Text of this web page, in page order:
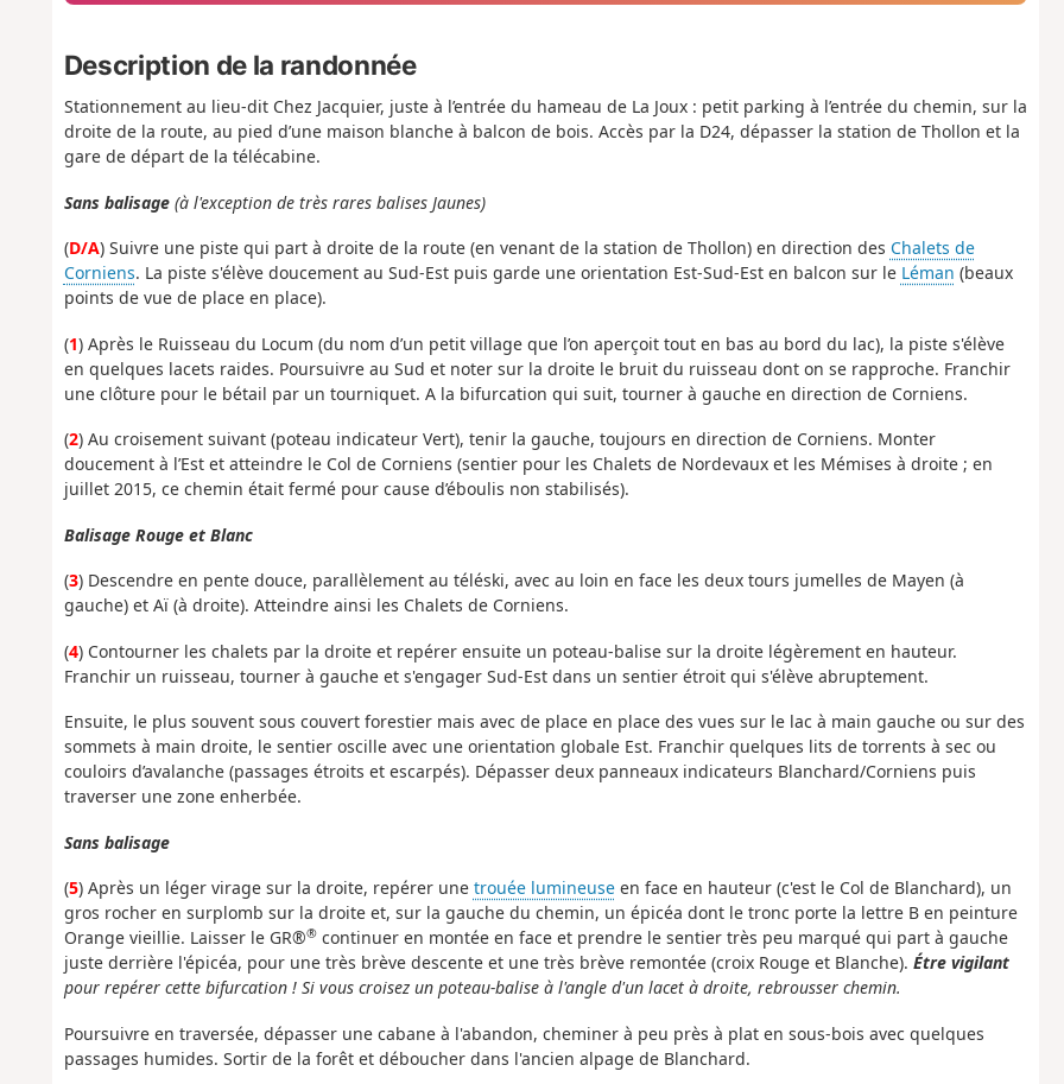
Description de la randonnée
Stationnement au lieu-dit Chez Jacquier, juste à l’entrée du hameau de La Joux : petit parking à l’entrée du chemin, sur la
droite de la route, au pied d’une maison blanche à balcon de bois. Accès par la D24, dépasser la station de Thollon et la
gare de départ de la télécabine.
Sans balisage(à l'exception de très rares balises Jaunes)
(D/A) Suivre une piste qui part à droite de la route (en venant de la station de Thollon) en direction des Chalets de
Corniens. La piste s'élève doucement au Sud-Est puis garde une orientation Est-Sud-Est en balcon sur le Léman (beaux
points de vue de place en place).
(1) Après le Ruisseau du Locum (du nom d’un petit village que l’on aperçoit tout en bas au bord du lac), la piste s'élève
en quelques lacets raides. Poursuivre au Sud et noter sur la droite le bruit du ruisseau dont on se rapproche. Franchir
une clôture pour le bétail par un tourniquet. A la bifurcation qui suit, tourner à gauche en direction de Corniens.
(2) Au croisement suivant (poteau indicateur Vert), tenir la gauche, toujours en direction de Corniens. Monter
doucement à l’Est et atteindre le Col de Corniens (sentier pour les Chalets de Nordevaux et les Mémises à droite ; en
juillet 2015, ce chemin était fermé pour cause d’éboulis non stabilisés).
Balisage Rouge et Blanc
(3) Descendre en pente douce, parallèlement au téléski, avec au loin en face les deux tours jumelles de Mayen (à
gauche) et Aï (à droite). Atteindre ainsi les Chalets de Corniens.
(4) Contourner les chalets par la droite et repérer ensuite un poteau-balise sur la droite légèrement en hauteur.
Franchir un ruisseau, tourner à gauche et s'engager Sud-Est dans un sentier étroit qui s'élève abruptement.
Ensuite, le plus souvent sous couvert forestier mais avec de place en place des vues sur le lac à main gauche ou sur des
sommets à main droite, le sentier oscille avec une orientation globale Est. Franchir quelques lits de torrents à sec ou
couloirs d’avalanche (passages étroits et escarpés). Dépasser deux panneaux indicateurs Blanchard/Corniens puis
traverser une zone enherbée.
Sans balisage
(5) Après un léger virage sur la droite, repérer une trouée lumineuseen face en hauteur (c'est le Col de Blanchard), un
gros rocher en surplomb sur la droite et, sur la gauche du chemin, un épicéa dont le tronc porte la lettre B en peinture
Orange vieillie. Laisser le GR®®continuer en montée en face et prendre le sentier très peu marqué qui part à gauche
juste derrière l'épicéa, pour une très brève descente et une très brève remontée (croix Rouge et Blanche). Étre vigilant
pour repérer cette bifurcation ! Si vous croisez un poteau-balise à l'angle d'un lacet à droite, rebrousser chemin.
Poursuivre en traversée, dépasser une cabane à l'abandon, cheminer à peu près à plat en sous-bois avec quelques
passages humides. Sortir de la forêt et déboucher dans l'ancien alpage de Blanchard.